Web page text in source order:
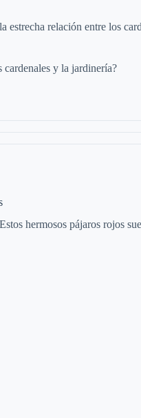
estrecha relación entre los
cardenales y la jardinería?
hermosos pájaros rojos